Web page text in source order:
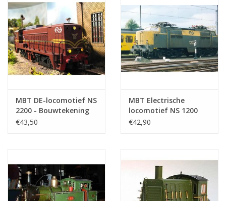
MBT DE-locomotief NS
2200 - Bouwtekening
Schaal 1 : 45
€43,50
MBT Electrische
locomotief NS 1200
voor spoor H0 -
€42,90